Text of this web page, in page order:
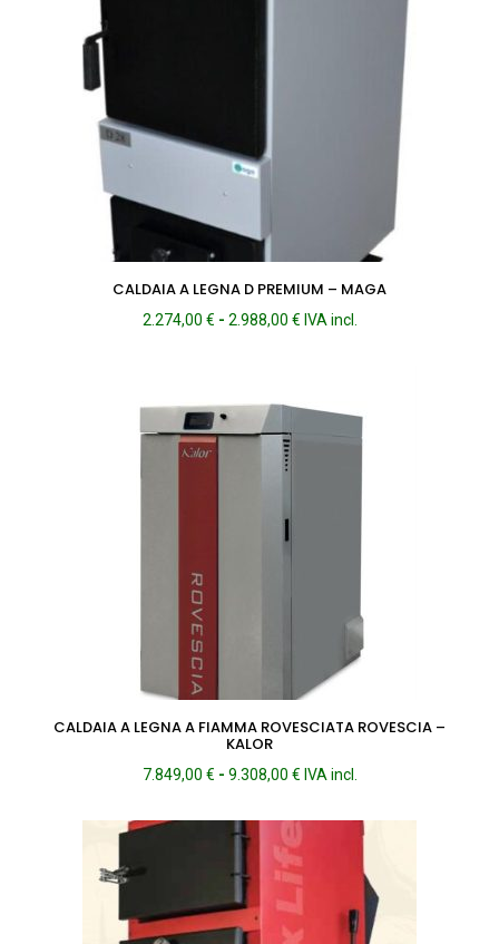
CALDAIA A LEGNA D PREMIUM – MAGA
2.274,00 € - 2.988,00 €Fascia
2.274,00 €
IVA incl.
CALDAIA A LEGNA A FIAMMA ROVESCIATA ROVESCIA –
KALOR
7.849,00 € - 9.308,00 €Fascia
prezzo:
da
a
9.308,00 €
IVA incl.